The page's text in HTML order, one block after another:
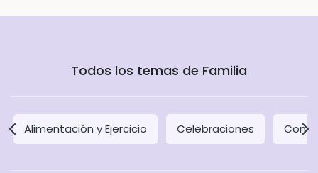
Todos los temas de Familia
Alimentación y Ejercicio Celebraciones